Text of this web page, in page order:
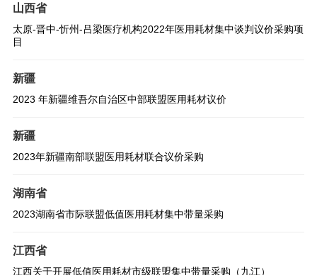
山西省
太原-晋中-忻州-吕梁医疗机构2022年医用耗材集中谈判议价采购项
目
新疆
2023 年新疆维吾尔自治区中部联盟医用耗材议价
新疆
2023年新疆南部联盟医用耗材联合议价采购
湖南省
2023湖南省市际联盟低值医用耗材集中带量采购
江西省
江西关于开展低值医用耗材市级联盟集中带量采购（九江）